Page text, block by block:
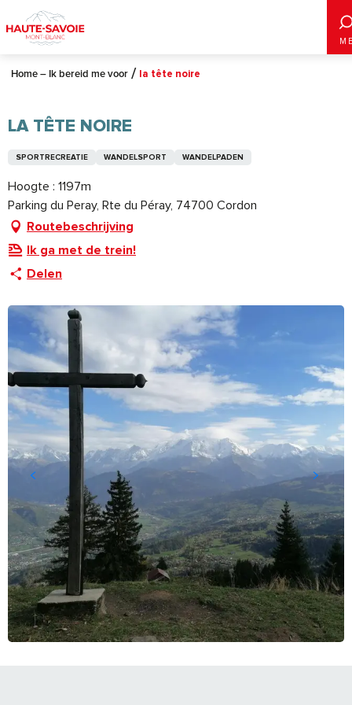
au
contenu
principal
Home – Ik bereid me voor la tête noire
LA TÊTE NOIRE
SPORTRECREATIE WANDELSPORT WANDELPADEN
Hoogte : 1197m
Parking du Peray, Rte du Péray, 74700 Cordon
Routebeschrijving
Ik ga met de trein!
Delen